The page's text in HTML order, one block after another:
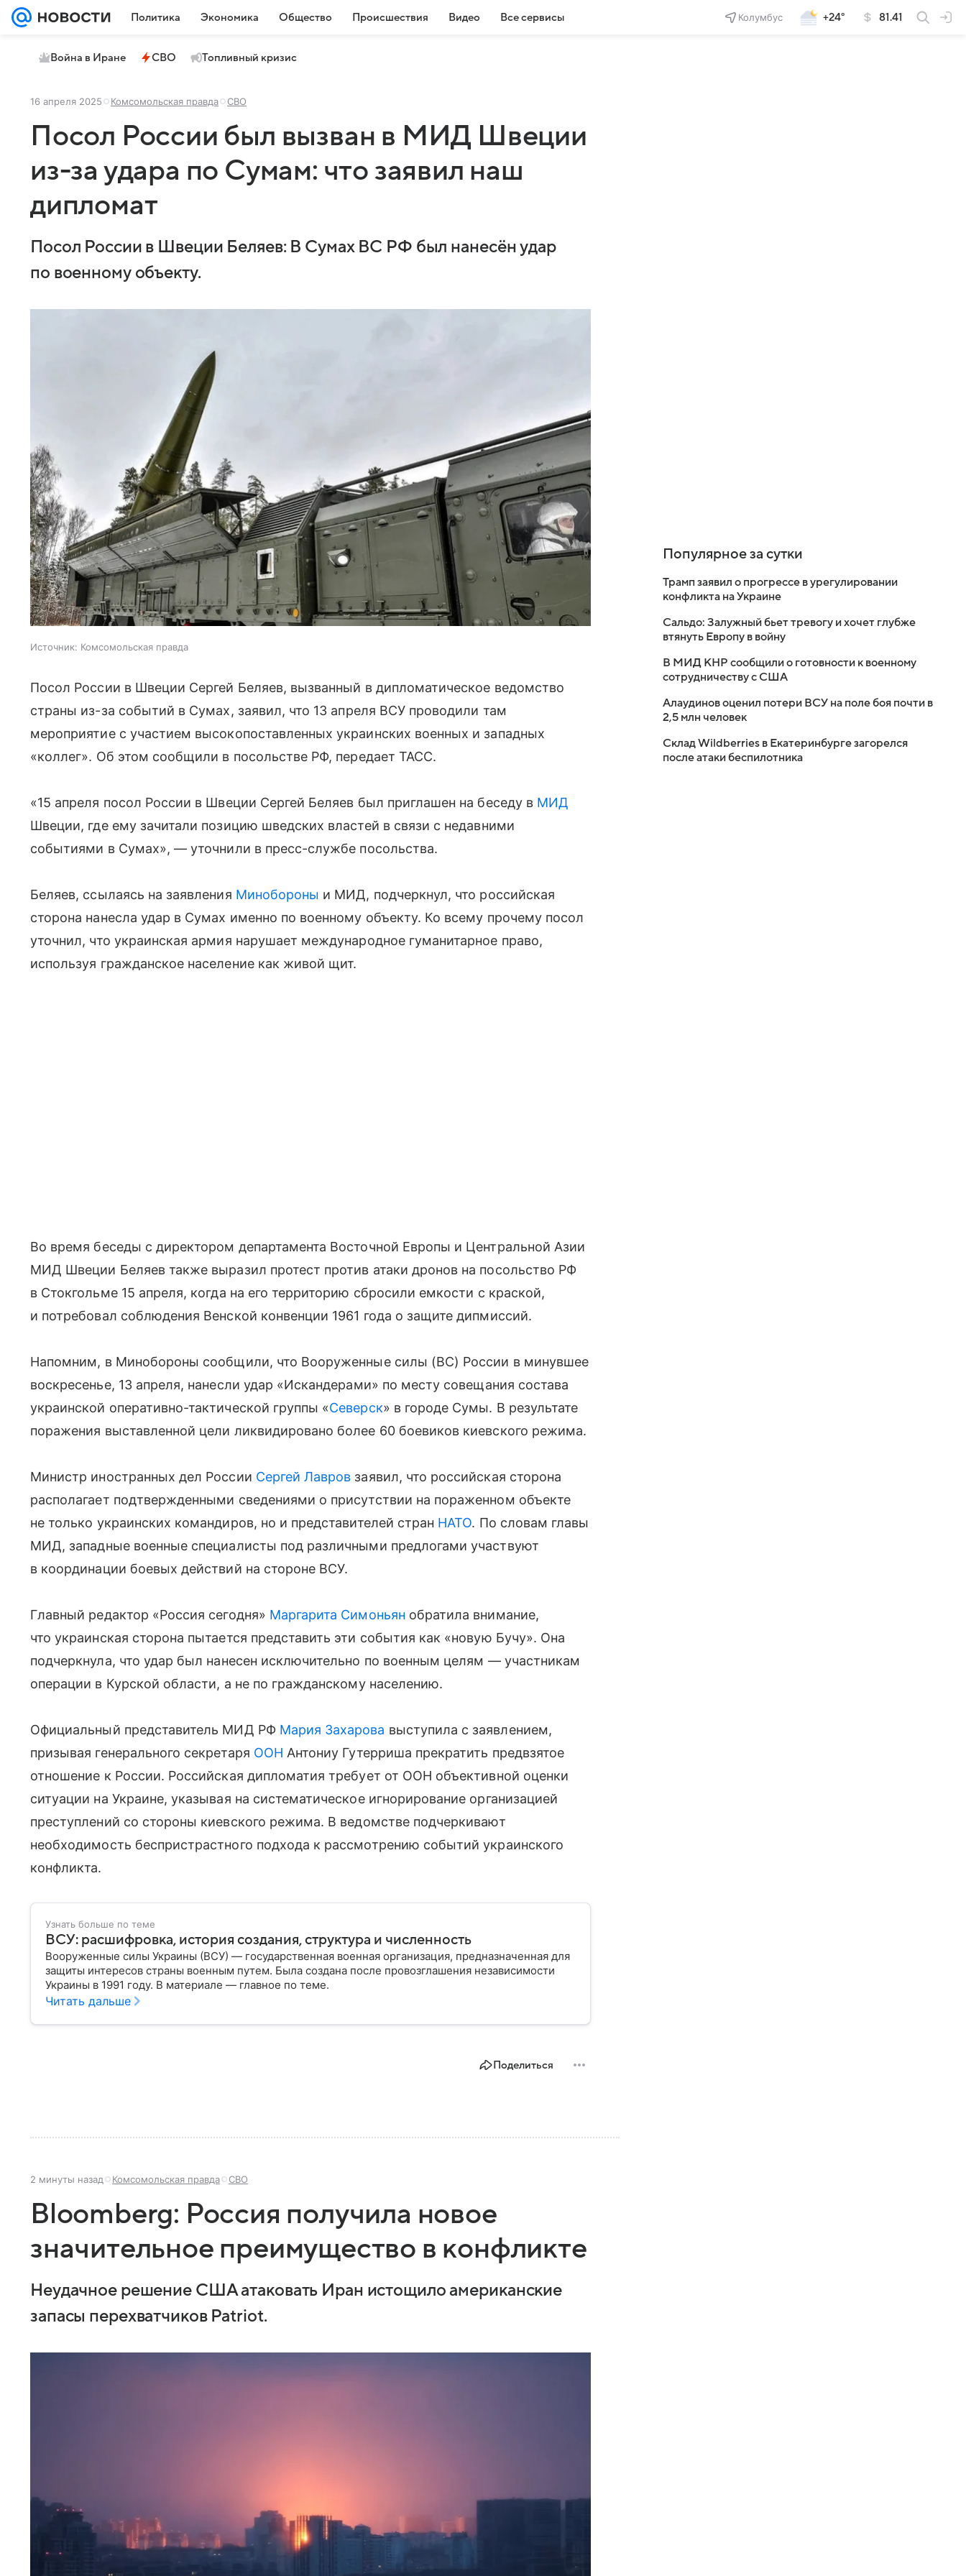
Политика Экономика Общество Происшествия Видео Все сервисы Колумбус +24° 81.41
Война в Иране СВО Топливный кризис
16 апреля 2025 Комсомольская правда СВО
Посол России был вызван в МИД Швеции
из-за удара по Сумам: что заявил наш
дипломат
Посол России в Швеции Беляев: В Сумах ВС РФ был нанесён удар
по военному объекту.
Источник: Комсомольская правда
Посол России в Швеции Сергей Беляев, вызванный в дипломатическое ведомство
страны из-за событий в Сумах, заявил, что 13 апреля ВСУ проводили там
мероприятие с участием высокопоставленных украинских военных и западных
«коллег». Об этом сообщили в посольстве РФ, передает ТАСС.
«15 апреля посол России в Швеции Сергей Беляев был приглашен на беседу в МИД
Швеции, где ему зачитали позицию шведских властей в связи с недавними
событиями в Сумах», — уточнили в пресс-службе посольства.
Беляев, ссылаясь на заявления Минобороны и МИД, подчеркнул, что российская
сторона нанесла удар в Сумах именно по военному объекту. Ко всему прочему посол
уточнил, что украинская армия нарушает международное гуманитарное право,
используя гражданское население как живой щит.
Во время беседы с директором департамента Восточной Европы и Центральной Азии
МИД Швеции Беляев также выразил протест против атаки дронов на посольство РФ
в Стокгольме 15 апреля, когда на его территорию сбросили емкости с краской,
и потребовал соблюдения Венской конвенции 1961 года о защите дипмиссий.
Напомним, в Минобороны сообщили, что Вооруженные силы (ВС) России в минувшее
воскресенье, 13 апреля, нанесли удар «Искандерами» по месту совещания состава
украинской оперативно-тактической группы «Северск» в городе Сумы. В результате
поражения выставленной цели ликвидировано более 60 боевиков киевского режима.
Министр иностранных дел России Сергей Лавров заявил, что российская сторона
располагает подтвержденными сведениями о присутствии на пораженном объекте
не только украинских командиров, но и представителей стран НАТО. По словам главы
МИД, западные военные специалисты под различными предлогами участвуют
в координации боевых действий на стороне ВСУ.
Главный редактор «Россия сегодня» Маргарита Симоньян обратила внимание,
что украинская сторона пытается представить эти события как «новую Бучу». Она
подчеркнула, что удар был нанесен исключительно по военным целям — участникам
операции в Курской области, а не по гражданскому населению.
Официальный представитель МИД РФ Мария Захарова выступила с заявлением,
призывая генерального секретаря ООН Антониу Гутерриша прекратить предвзятое
отношение к России. Российская дипломатия требует от ООН объективной оценки
ситуации на Украине, указывая на систематическое игнорирование организацией
преступлений со стороны киевского режима. В ведомстве подчеркивают
необходимость беспристрастного подхода к рассмотрению событий украинского
конфликта.
Узнать больше по теме
ВСУ: расшифровка, история создания, структура и численность
Вооруженные силы Украины (ВСУ) — государственная военная организация, предназначенная для
защиты интересов страны военным путем. Была создана после провозглашения независимости
Украины в 1991 году. В материале — главное по теме.
Читать дальше
Поделиться
2 минуты назад Комсомольская правда СВО
Bloomberg: Россия получила новое
значительное преимущество в конфликте
Неудачное решение США атаковать Иран истощило американские
запасы перехватчиков Patriot.
Популярное за сутки
Трамп заявил о прогрессе в урегулировании
конфликта на Украине
Сальдо: Залужный бьет тревогу и хочет глубже
втянуть Европу в войну
В МИД КНР сообщили о готовности к военному
сотрудничеству с США
Алаудинов оценил потери ВСУ на поле боя почти в
2,5 млн человек
Склад Wildberries в Екатеринбурге загорелся
после атаки беспилотника